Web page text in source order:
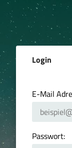
Login
E-Mail
Passwort: